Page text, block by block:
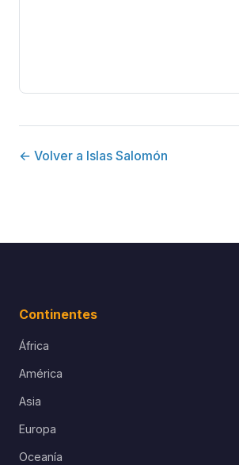
← Volver a Islas Salomón
Continentes
África
América
Asia
Europa
Oceanía